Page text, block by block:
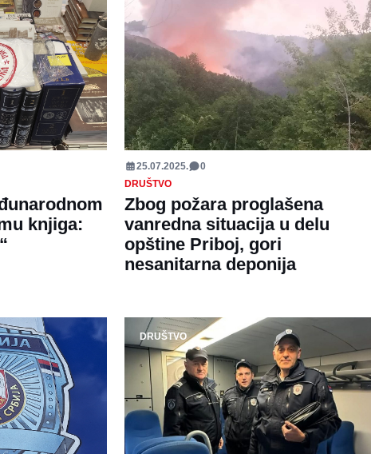
knjiga:
25.07.2025.
0
DRUŠTVO
Zbog požara proglašena
vanredna situacija u delu
opštine Priboj, gori
nesanitarna deponija
DRUŠTVO